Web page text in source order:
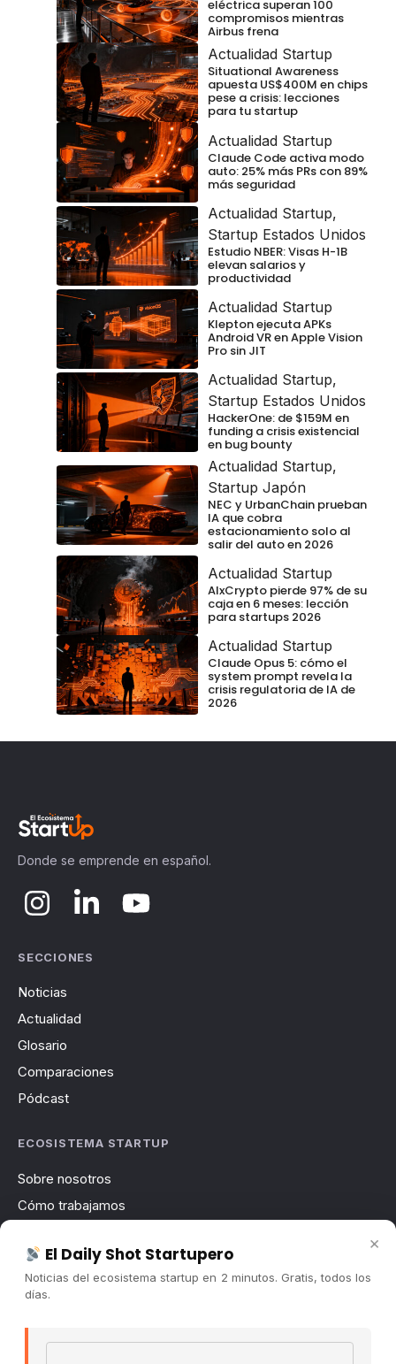
eléctrica superan 100
compromisos mientras
Airbus frena
Actualidad Startup
Situational Awareness
apuesta US$400M en chips
pese a crisis: lecciones
para tu startup
Actualidad Startup
Claude Code activa modo
auto: 25% más PRs con 89%
más seguridad
Actualidad Startup,
Startup Estados Unidos
Estudio NBER: Visas H-1B
elevan salarios y
productividad
Actualidad Startup
Klepton ejecuta APKs
Android VR en Apple Vision
Pro sin JIT
Actualidad Startup,
Startup Estados Unidos
HackerOne: de $159M en
funding a crisis existencial
en bug bounty
Actualidad Startup,
Startup Japón
NEC y UrbanChain prueban
IA que cobra
estacionamiento solo al
salir del auto en 2026
Actualidad Startup
AIxCrypto pierde 97% de su
caja en 6 meses: lección
para startups 2026
Actualidad Startup
Claude Opus 5: cómo el
system prompt revela la
crisis regulatoria de IA de
2026
Donde se emprende en español.
SECCIONES
Noticias
Actualidad
Glosario
Comparaciones
Pódcast
ECOSISTEMA STARTUP
Sobre nosotros
Cómo trabajamos
Contacto
Publicidad
×
El Daily Shot Startupero
Noticias del ecosistema startup en 2 minutos. Gratis, todos los
días.